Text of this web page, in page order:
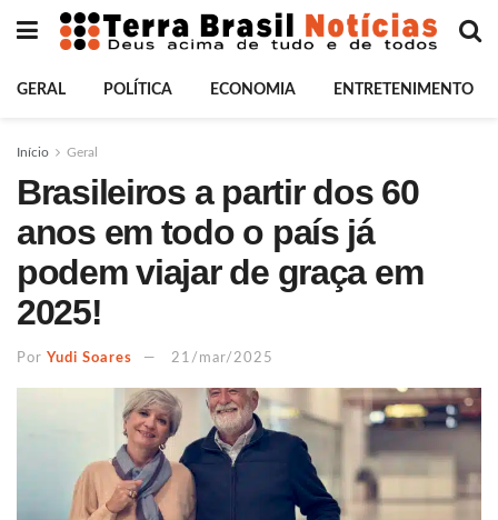
GERAL POLÍTICA ECONOMIA ENTRETENIMENTO
Início Geral
Brasileiros a partir dos 60
anos em todo o país já
podem viajar de graça em
2025!
Por Yudi Soares 21/mar/2025